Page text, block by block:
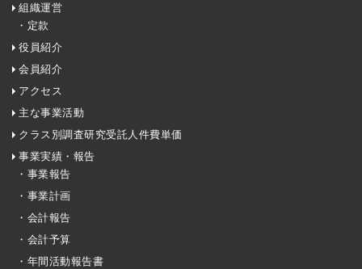
組織運営
・定款
役員紹介
会員紹介
アクセス
主な事業活動
クラス別調査研究受託人件費単価
事業実績・報告
・事業報告
・事業計画
・会計報告
・会計予算
・年間活動報告書